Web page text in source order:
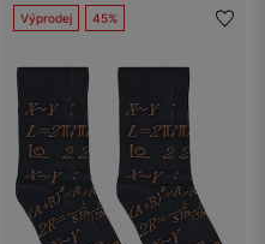
Výprodej 45%